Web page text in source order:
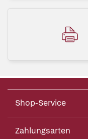
Shop-Service
Zahlungsarten